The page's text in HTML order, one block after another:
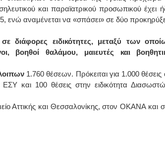
και παραϊατρικού προσωπικού έχει
αναμένεται να «σπάσει» σε δύο
διάφορες ειδικότητες, μεταξύ των
βοηθοί θαλάμου, μαιευτές και
1.760 θέσεων. Πρόκειται για 1.000 θέσεις
ΕΣΥ και 100 θέσεις στην ειδικότητα
Αττικής και Θεσσαλονίκης, στον ΟΚΑΝΑ και